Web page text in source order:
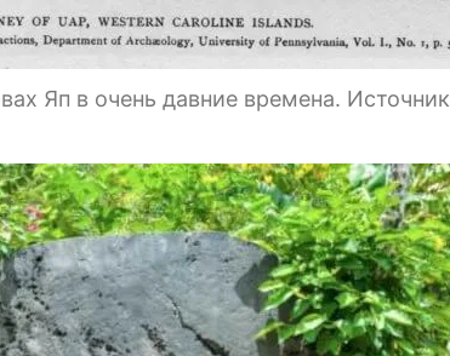
Яп в очень давние времена. Источник